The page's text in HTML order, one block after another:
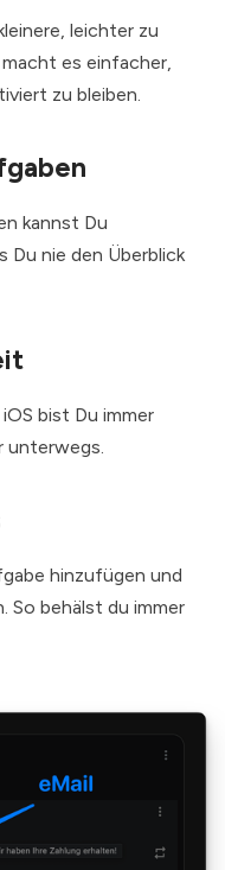
leichter zu
es einfacher,
zu bleiben.
kannst Du
Du nie den Überblick
bist Du immer
unterwegs.
hinzufügen und
So behälst du immer